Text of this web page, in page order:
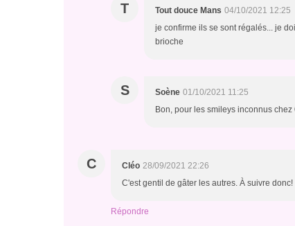
T Tout douce Mans 04/10/2021 12:25
je confirme ils se sont régalés... je
brioche
S Soène 01/10/2021 11:25
Bon, pour les smileys inconnus
C Cléo 28/09/2021 22:26
C'est gentil de gâter les autres. À suivre
Répondre